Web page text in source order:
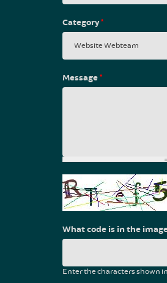
Category*
Message*
What code is in the
Enter the characters shown